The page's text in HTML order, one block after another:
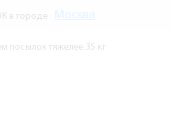
в городе
посылок тяжелее 35 кг